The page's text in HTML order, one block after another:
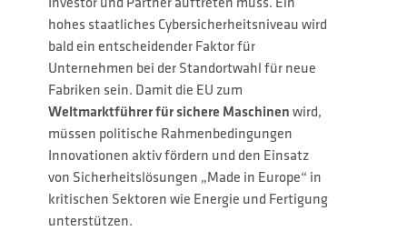
hohes staatliches Cybersicherheitsniveau wird
bald ein entscheidender Faktor für
Unternehmen bei der Standortwahl für neue
Fabriken sein. Damit die EU zum
Weltmarktführer für sichere Maschinen wird,
müssen politische Rahmenbedingungen
Innovationen aktiv fördern und den Einsatz
von Sicherheitslösungen „Made in Europe“ in
kritischen Sektoren wie Energie und Fertigung
unterstützen.